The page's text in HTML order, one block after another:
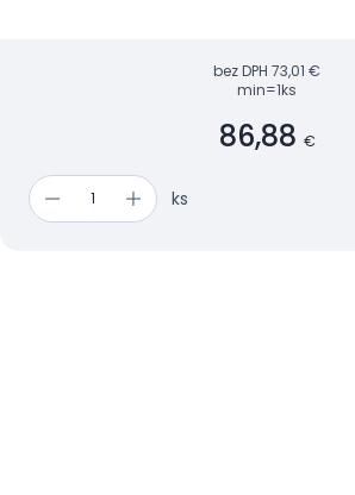
bez DPH 73,01 €
min=1ks
86,88 €
ks